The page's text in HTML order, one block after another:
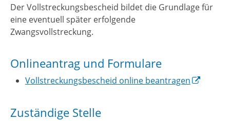
Der Vollstreckungsbescheid bildet die Grundlage für
eine eventuell später erfolgende
Zwangsvollstreckung.
Onlineantrag und Formulare
Vollstreckungsbescheid online beantragen
Zuständige Stelle